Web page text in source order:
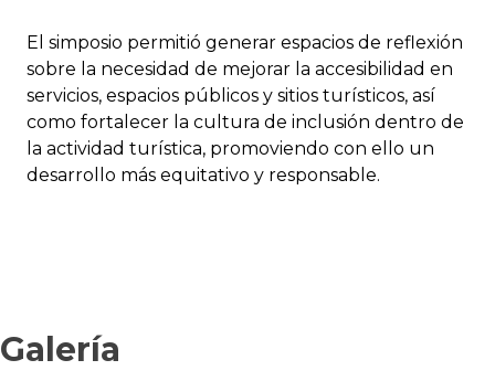
El simposio permitió generar espacios de reflexión
sobre la necesidad de mejorar la accesibilidad en
servicios, espacios públicos y sitios turísticos, así
como fortalecer la cultura de inclusión dentro de
la actividad turística, promoviendo con ello un
desarrollo más equitativo y responsable.
Galería